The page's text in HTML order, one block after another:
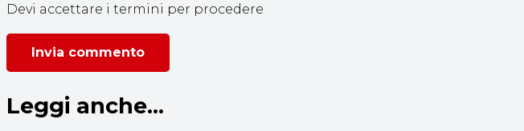
Devi accettare i termini per procedere
Invia commento
Leggi anche...